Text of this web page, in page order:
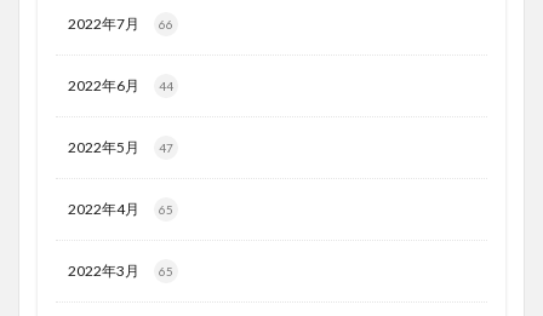
2022年7月 66
2022年6月 44
2022年5月 47
2022年4月 65
2022年3月 65